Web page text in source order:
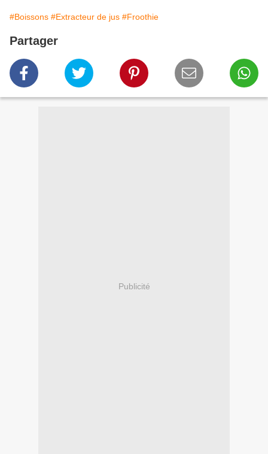
#Boissons #Extracteur de jus #Froothie
Partager
Publicité